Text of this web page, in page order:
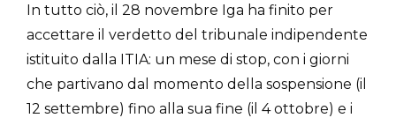
In tutto ciò, il 28 novembre Iga ha finito per
accettare il verdetto del tribunale indipendente
istituito dalla ITIA: un mese di stop, con i giorni
che partivano dal momento della sospensione (il
12 settembre) fino alla sua fine (il 4 ottobre) e i